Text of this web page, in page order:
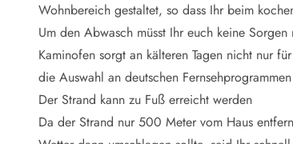
Reiseführer Dänemark
Tipps für Urlaub in Dänemark
Wetter in Dänemark
Saisonzeiten
Badesicherheit im Meer
Naturschutz
Webcam Dänemark
Wohnbereich gestaltet, so dass Ihr beim
Um den Abwasch müsst Ihr euch keine
Kaminofen sorgt an kälteren Tagen nicht nur
die Auswahl an deutschen
Der Strand kann zu Fuß erreicht werden
Da der Strand nur 500 Meter vom Haus